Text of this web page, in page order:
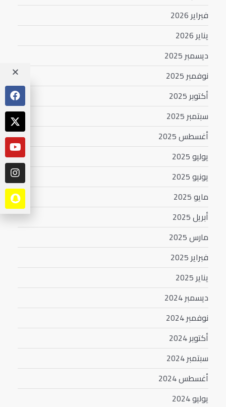
فبراير 2026
يناير 2026
ديسمبر 2025
نوفمبر 2025
أكتوبر 2025
سبتمبر 2025
أغسطس 2025
يوليو 2025
يونيو 2025
مايو 2025
أبريل 2025
مارس 2025
فبراير 2025
يناير 2025
ديسمبر 2024
نوفمبر 2024
أكتوبر 2024
سبتمبر 2024
أغسطس 2024
يوليو 2024